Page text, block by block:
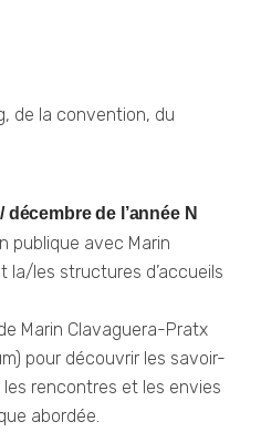
de la convention, du
de l’année N
publique avec Marin
la/les structures d’accueils
Marin Clavaguera-Pratx
pour découvrir les savoir-
rencontres et les envies
abordée.